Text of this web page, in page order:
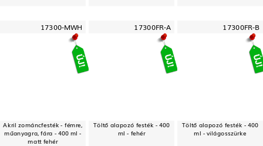
17300-MWH
Akril zománcfesték - fémre,
műanyagra, fára - 400 ml -
matt fehér
17300FR-A
Töltő alapozó festék - 400
ml - fehér
17300FR-B
Töltő alapozó festék - 400
ml - világosszürke